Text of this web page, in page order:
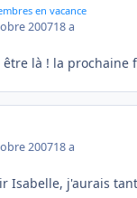
en vacance
200718 a
être là ! la
200718 a
Isabelle, j'aurais